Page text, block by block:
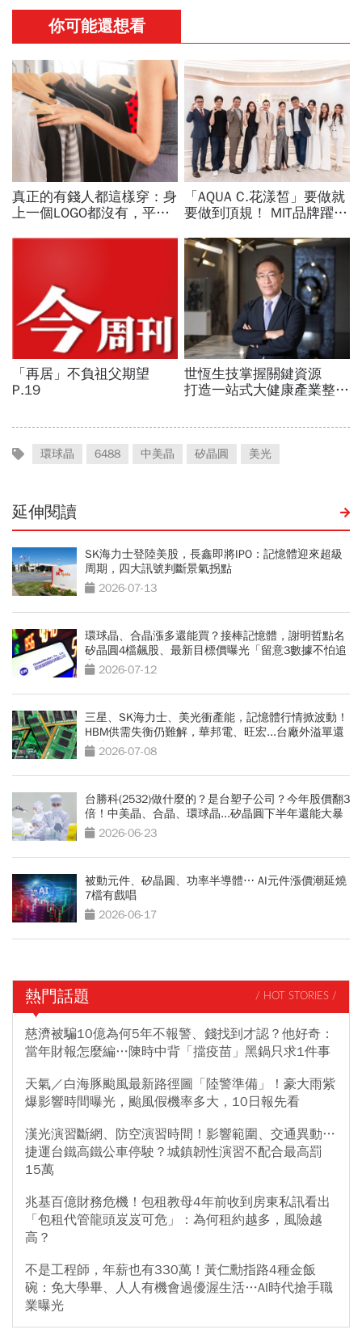
環球晶 6488 中美晶 矽晶圓 美光
延伸閱讀
SK海力士登陸美股，長鑫即將IPO：記憶體迎來超級
周期，四大訊號判斷景氣拐點
2026-07-13
環球晶、合晶漲多還能買？接棒記憶體，謝明哲點名
矽晶圓4檔飆股、最新目標價曝光「留意3數據不怕追
高」2026-07-12
三星、SK海力士、美光衝產能，記憶體行情掀波動！
HBM供需失衡仍難解，華邦電、旺宏...台廠外溢單還
能接多久？
2026-07-08
台勝科(2532)做什麼的？是台塑子公司？今年股價翻3
倍！中美晶、合晶、環球晶...矽晶圓下半年還能大暴
漲？2026-06-23
被動元件、矽晶圓、功率半導體⋯ AI元件漲價潮延燒
7檔有戲唱
2026-06-17
熱門話題 / HOT STORIES /
慈濟被騙10億為何5年不報警、錢找到才認？他好奇：
當年財報怎麼編…陳時中背「擋疫苗」黑鍋只求1件事
天氣／白海豚颱風最新路徑圖「陸警準備」！豪大雨紫
爆影響時間曝光，颱風假機率多大，10日報先看
漢光演習斷網、防空演習時間！影響範圍、交通異動…
捷運台鐵高鐵公車停駛？城鎮韌性演習不配合最高罰
15萬
兆基百億財務危機！包租教母4年前收到房東私訊看出
「包租代管龍頭岌岌可危」：為何租約越多，風險越
高？
不是工程師，年薪也有330萬！黃仁勳指路4種金飯
碗：免大學畢、人人有機會過優渥生活…AI時代搶手職
業曝光